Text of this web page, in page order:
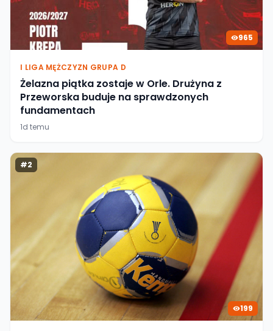
965
I LIGA MĘŻCZYZN GRUPA D
Żelazna piątka zostaje w Orle. Drużyna z
Przeworska buduje na sprawdzonych
fundamentach
1d temu
#2
199